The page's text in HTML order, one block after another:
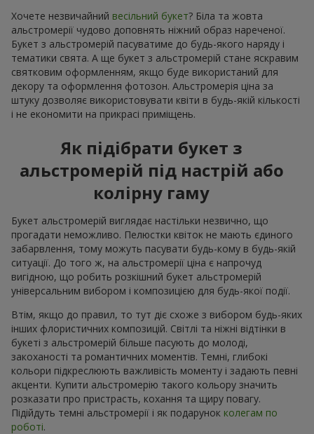
Хочете незвичайний весільний букет? Біла та жовта
альстромерії чудово доповнять ніжний образ нареченої.
Букет з альстромерій пасуватиме до будь-якого наряду і
тематики свята. А ще букет з альстромерій стане яскравим
святковим оформленням, якщо буде використаний для
декору та оформлення фотозон. Альстромерія ціна за
штуку дозволяє використовувати квіти в будь-якій кількості
і не економити на прикрасі приміщень.
Як підібрати букет з
альстромерій під настрій або
колірну гаму
Букет альстромерій виглядає настільки незвично, що
прогадати неможливо. Пелюстки квіток не мають єдиного
забарвлення, тому можуть пасувати будь-кому в будь-якій
ситуації. До того ж, на альстромерії ціна є напрочуд
вигідною, що робить розкішний букет альстромерій
універсальним вибором і композицією для будь-якої події.
Втім, якщо до правил, то тут діє схоже з вибором будь-яких
інших флористичних композицій. Світлі та ніжні відтінки в
букеті з альстромерій більше пасують до молоді,
закоханості та романтичних моментів. Темні, глибокі
кольори підкреслюють важливість моменту і задають певні
акценти. Купити альстромерію такого кольору значить
розказати про пристрасть, кохання та щиру повагу.
Підійдуть темні альстромерії і як подарунок колегам по
роботі.